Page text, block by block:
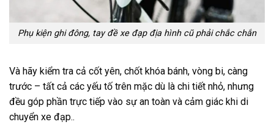
Phụ kiện ghi đông, tay đề xe đạp địa hình cũ phải chắc chắn
Và hãy kiểm tra cả cốt yên, chốt khóa bánh, vòng bi, càng
trước – tất cả các yếu tố trên mặc dù là chi tiết nhỏ, nhưng
đều góp phần trực tiếp vào sự an toàn và cảm giác khi di
chuyển xe đạp..